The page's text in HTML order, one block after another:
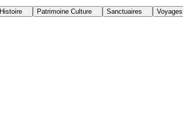
Histoire Patrimoine Culture Sanctuaires Voyages